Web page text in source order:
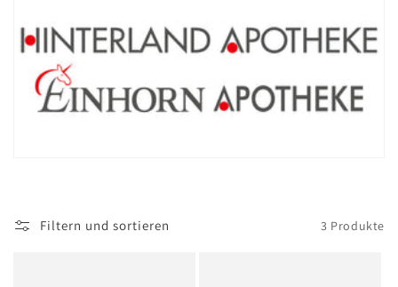
e
e
Filtern und sortieren 3 Produkte